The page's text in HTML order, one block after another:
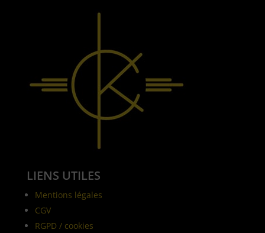
LIENS UTILES
Mentions légales
CGV
RGPD / cookies